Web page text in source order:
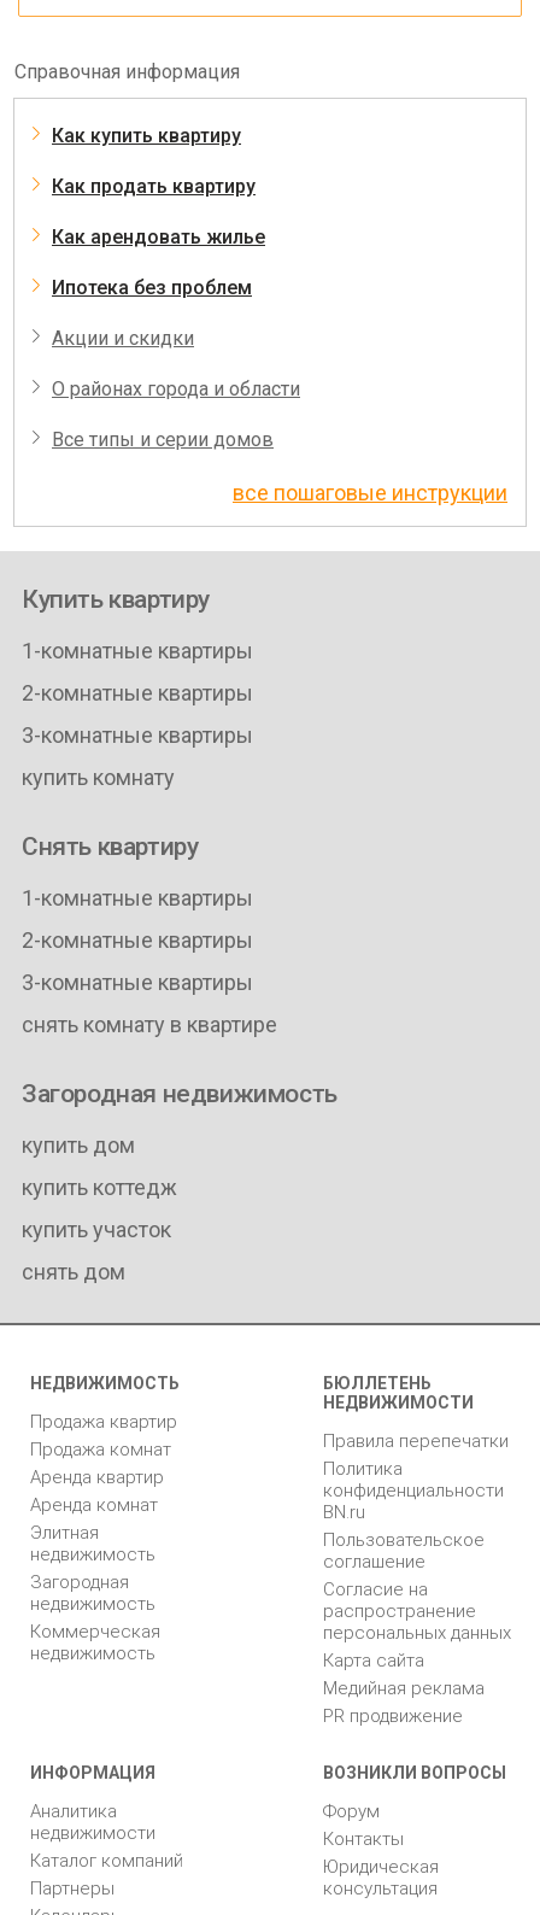
Справочная информация
Как купить квартиру
Как продать квартиру
Как арендовать жилье
Ипотека без проблем
Акции и скидки
О районах города и области
Все типы и серии домов
все пошаговые инструкции
Купить квартиру
1-комнатные квартиры
2-комнатные квартиры
3-комнатные квартиры
купить комнату
Снять квартиру
1-комнатные квартиры
2-комнатные квартиры
3-комнатные квартиры
снять комнату в квартире
Загородная недвижимость
купить дом
купить коттедж
купить участок
снять дом
НЕДВИЖИМОСТЬ
Продажа квартир
Продажа комнат
Аренда квартир
Аренда комнат
Элитная
недвижимость
Загородная
недвижимость
Коммерческая
недвижимость
БЮЛЛЕТЕНЬ
НЕДВИЖИМОСТИ
Правила перепечатки
Политика
конфиденциальности
BN.ru
Пользовательское
соглашение
Согласие на
распространение
персональных данных
Карта сайта
Медийная реклама
PR продвижение
ИНФОРМАЦИЯ
Аналитика
недвижимости
Каталог компаний
Партнеры
ВОЗНИКЛИ ВОПРОСЫ
Форум
Контакты
Юридическая
консультация